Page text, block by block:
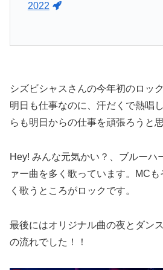
2022
シズビシャスさんの今年初のロッ
明日も仕事なのに、汗だくで熱唱
らも明日からの仕事を頑張ろうと
Hey! みんな元気かい？、ブルーハ
ァー曲を多く歌っています。MC
く歌うところがロックです。
最後にはオリジナル曲の夜とダン
の流れでした！！